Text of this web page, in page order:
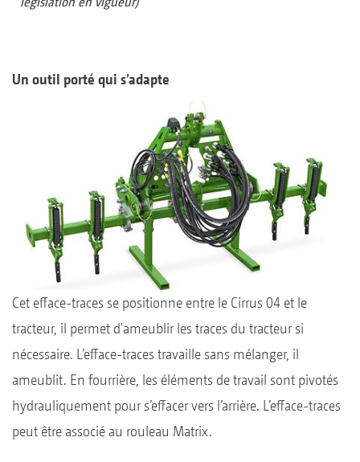
Un outil porté qui s’adapte
Cet efface-traces se positionne entre le Cirrus 04 et le
tracteur, il permet d'ameublir les traces du tracteur si
nécessaire. L’efface-traces travaille sans mélanger, il
ameublit. En fourrière, les éléments de travail sont pivotés
hydrauliquement pour s’effacer vers l’arrière. L’efface-traces
peut être associé au rouleau Matrix.